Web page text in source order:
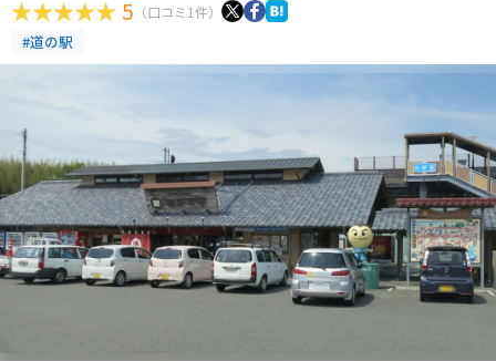
5 （口コミ1件）
#道の駅